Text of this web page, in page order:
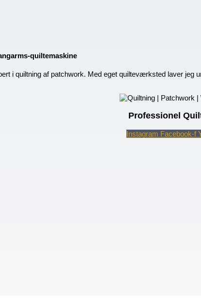
quiltemaskine
i quiltning af patchwork. Med eget quilteværksted laver jeg
Professionel
Instagram Facebook-f